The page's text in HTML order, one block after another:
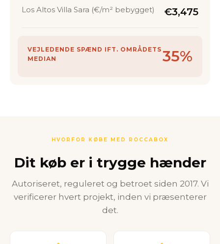
Los Altos Villa Sara (€/m² bebygget) €3,475
VEJLEDENDE SPÆND IFT. OMRÅDETS
MEDIAN
35%
HVORFOR KØBE MED ROCCABOX
Dit køb er i trygge hænder
Autoriseret, reguleret og betroet siden 2017. Vi
verificerer hvert projekt, inden vi præsenterer
det.